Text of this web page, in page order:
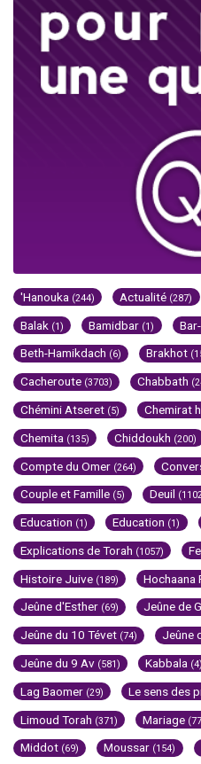
'Hanouka (244) Actualité (287)
Balak (1) Bamidbar (1)
Beth-Hamikdach (6) Brakhot
Cacheroute (3703) Chabbath
Chémini Atseret (5) Chemirat
Chemita (135) Chiddoukh (200)
Compte du Omer (264)
Couple et Famille (5) Deuil
Education (1) Education (1)
Explications de Torah (1057)
Histoire Juive (189) Hochaana
Jeûne d'Esther (69) Jeûne de
Jeûne du 10 Tévet (74) Jeûne
Jeûne du 9 Av (581) Kabbala (4)
Lag Baomer (29) Le sens des
Limoud Torah (371) Mariage
Middot (69) Moussar (154)